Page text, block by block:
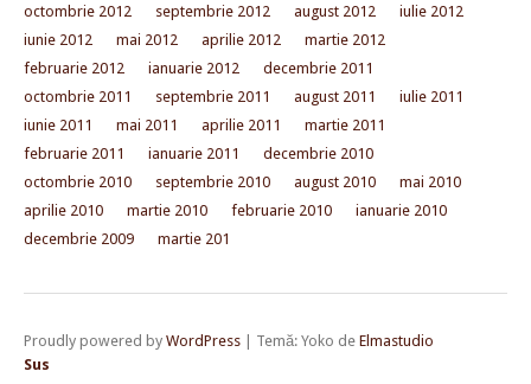
octombrie 2012
septembrie 2012 august 2012
iulie 2012
iunie 2012
mai 2012 aprilie 2012
martie 2012
februarie 2012
ianuarie 2012
decembrie 2011
octombrie 2011
septembrie 2011 august 2011
iulie 2011
iunie 2011
mai 2011 aprilie 2011
martie 2011
februarie 2011
ianuarie 2011
decembrie 2010
octombrie 2010
septembrie 2010 august 2010
mai 2010
aprilie 2010
martie 2010 februarie 2010
ianuarie 2010
decembrie 2009
martie 201
Proudly powered by WordPress | Temă: Yoko de Elmastudio
Sus